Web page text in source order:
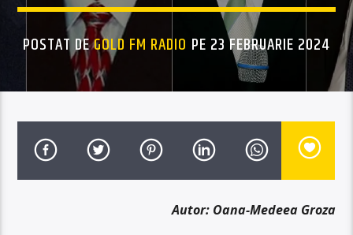
POSTAT DEGOLD FM RADIO PE 23 FEBRUARIE 2024
Autor: Oana-Medeea Groza